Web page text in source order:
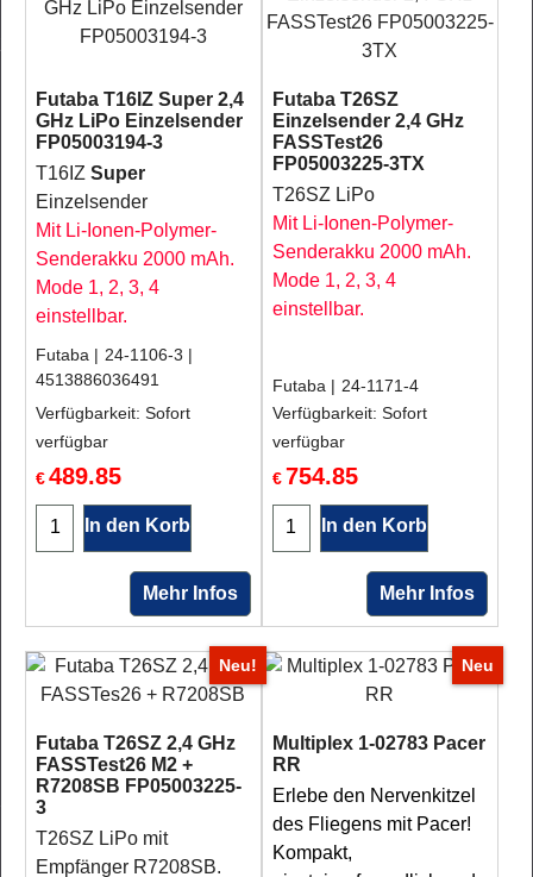
Futaba T16IZ Super 2,4
GHz LiPo Einzelsender
FP05003194-3
T16IZ Super
Einzelsender
Mit Li-Ionen-Polymer-
Senderakku 2000 mAh.
Mode 1, 2, 3, 4
einstellbar.
€489.85
Futaba
24-1106-3
4513886036491
Verfügbarkeit: Sofort
verfügbar
In den Korb
Mehr Infos
Futaba T26SZ
Einzelsender 2,4 GHz
FASSTest26
FP05003225-3TX
T26SZ LiPo
Mit Li-Ionen-Polymer-
Senderakku 2000 mAh.
Mode 1, 2, 3, 4
einstellbar.
€754.85
Futaba
24-1171-4
Verfügbarkeit: Sofort
verfügbar
In den Korb
Mehr Infos
Neu!
Futaba T26SZ 2,4 GHz
FASSTest26 M2 +
R7208SB FP05003225-
3
T26SZ LiPo mit
Empfänger R7208SB.
Neu
Multiplex 1-02783 Pacer
RR
Erlebe den Nervenkitzel
des Fliegens mit Pacer!
Kompakt,